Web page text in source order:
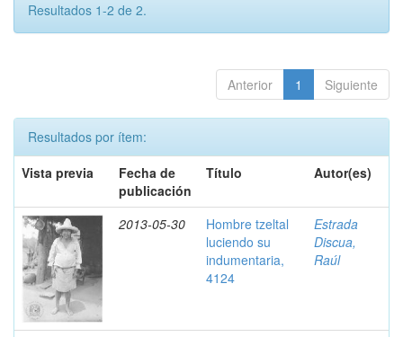
Resultados 1-2 de 2.
Anterior 1 Siguiente
Resultados por ítem:
Vista previa
Fecha de
publicación
Título Autor(es)
2013-05-30
Hombre tzeltal
luciendo su
indumentaria,
4124
Estrada
Discua,
Raúl